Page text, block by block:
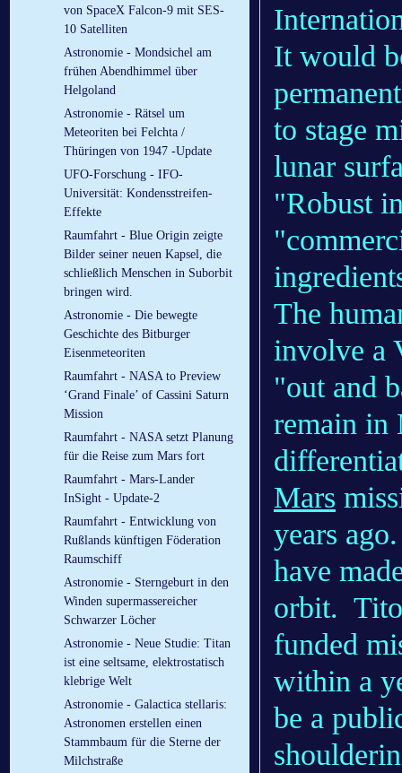
von SpaceX Falcon-9 mit SES-
10 Satelliten
Astronomie - Mondsichel am
frühen Abendhimmel über
Helgoland
Astronomie - Rätsel um
Meteoriten bei Felchta /
Thüringen von 1947 -Update
UFO-Forschung - IFO-
Universität: Kondensstreifen-
Effekte
Raumfahrt - Blue Origin zeigte
Bilder seiner neuen Kapsel, die
schließlich Menschen in Suborbit
bringen wird.
Astronomie - Die bewegte
Geschichte des Bitburger
Eisenmeteoriten
Raumfahrt - NASA to Preview
‘Grand Finale’ of Cassini Saturn
Mission
Raumfahrt - NASA setzt Planung
für die Reise zum Mars fort
Raumfahrt - Mars-Lander
InSight - Update-2
Raumfahrt - Entwicklung von
Rußlands künftigen Föderation
Raumschiff
Astronomie - Sterngeburt in den
Winden supermassereicher
Schwarzer Löcher
Astronomie - Neue Studie: Titan
ist eine seltsame, elektrostatisch
klebrige Welt
Astronomie - Galactica stellaris:
Astronomen erstellen einen
Stammbaum für die Sterne der
Milchstraße
It would
to stage
lunar
"Robust
The
involve a
"out and
remain in
Mars
years
have
orbit.
funded
within a
be a